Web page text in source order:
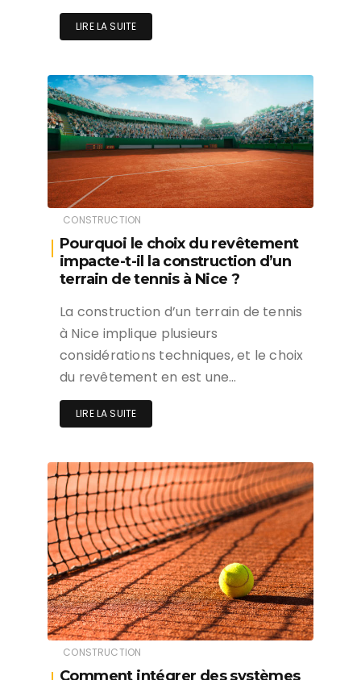
LIRE LA SUITE
CONSTRUCTION
Pourquoi le choix du revêtement
impacte-t-il la construction d’un
terrain de tennis à Nice ?
La construction d’un terrain de tennis
à Nice implique plusieurs
considérations techniques, et le choix
du revêtement en est une…
LIRE LA SUITE
CONSTRUCTION
Comment intégrer des systèmes